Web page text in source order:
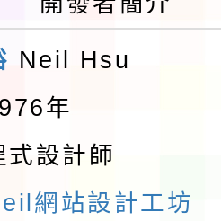
各區簡章
才培育課程
市115學年度
土語及新住民
各1份
武術協會檢送
正盃決賽暨國
聰明用，防疫
Neil Hsu
年
式設計師
網站設計工坊